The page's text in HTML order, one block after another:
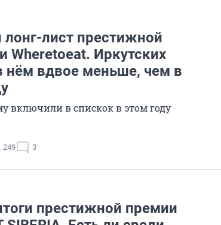
лонг-лист престижной
Wheretoeat. Иркутских
нём вдвое меньше, чем в
включили в спискок в этом году
249 3
престижной премии